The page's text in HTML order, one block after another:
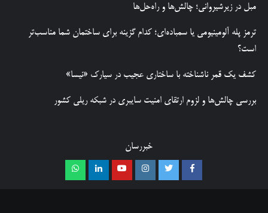
مبل در زیرشیروانی؛ چالش‌ها و راه‌حل‌ها
ترمز پله آلومینیومی یا سمباده‌ای؛ کدام گزینه برای ساختمان شما مناسب‌تر
است؟
کشف یک قمر ناشناخته با ساختاری عجیب در سیارک «نیسا»
بررسی چالش‌ها و لزوم ارتقای امنیت سایبری در شبکه ریلی کشور
خبررسان